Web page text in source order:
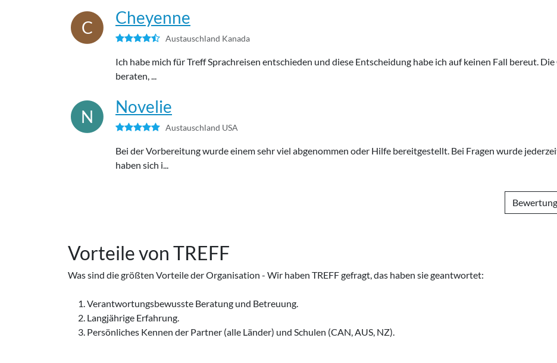
C Cheyenne
Austauschland Kanada
Ich habe mich für Treff Sprachreisen entschieden und diese Entscheidung habe ich auf keinen Fall bereut.
beraten, ...
N Novelie
Austauschland USA
Bei der Vorbereitung wurde einem sehr viel abgenommen oder Hilfe bereitgestellt. Bei Fragen wurde
haben sich i...
Vorteile von TREFF
Was sind die größten Vorteile der Organisation - Wir haben TREFFgefragt, das haben sie geantwortet:
Verantwortungsbewusste Beratung und Betreuung.
Langjährige Erfahrung.
Persönliches Kennen der Partner (alle Länder) und Schulen (CAN, AUS, NZ).